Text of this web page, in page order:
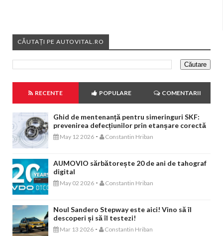
CĂUTAȚI PE AUTOVITAL.RO
RECENTE POPULARE COMENTARII
Ghid de mentenanță pentru simeringuri SKF:
prevenirea defecțiunilor prin etanșare corectă
May 12 2026 - Constantin Hriban
AUMOVIO sărbătorește 20 de ani de tahograf
digital
May 02 2026 - Constantin Hriban
Noul Sandero Stepway este aici! Vino să îl
descoperi și să îl testezi!
Mar 13 2026 - Constantin Hriban